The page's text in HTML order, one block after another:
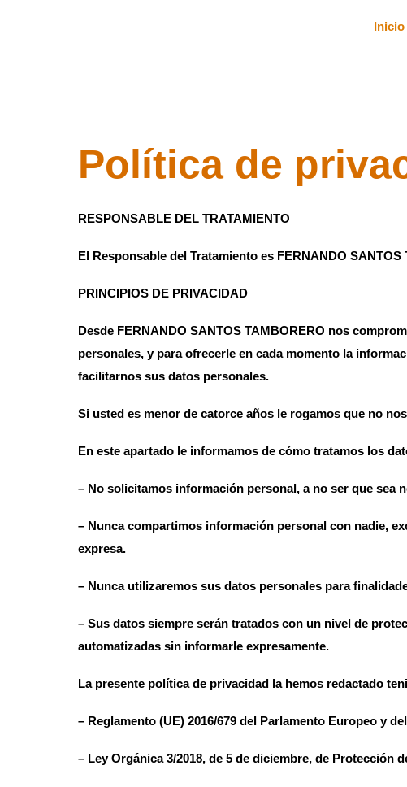
Inicio
Política de
RESPONSABLE DEL TRATAMIENTO
El Responsable del Tratamiento es FERNANDO
PRINCIPIOS DE PRIVACIDAD
Desde FERNANDO SANTOS TAMBORERO nos
personales, y para ofrecerle en cada momento la
facilitarnos sus datos personales.
Si usted es menor de catorce años le rogamos que no
En este apartado le informamos de cómo tratamos los
– No solicitamos información personal, a no ser que sea
– Nunca compartimos información personal con nadie,
expresa.
– Nunca utilizaremos sus datos personales para
– Sus datos siempre serán tratados con un nivel de
automatizadas sin informarle expresamente.
La presente política de privacidad la hemos redactado
– Reglamento (UE) 2016/679 del Parlamento Europeo y
– Ley Orgánica 3/2018, de 5 de diciembre, de Protección